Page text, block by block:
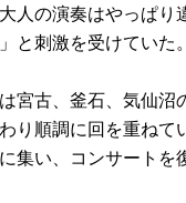
人の演奏はやっぱり
と刺激を受けていた。
宮古、釜石、気仙沼
り順調に回を重ねて
集い、コンサートを